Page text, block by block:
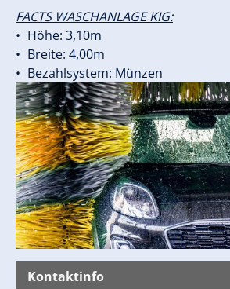
FACTS WASCHANLAGE KIG:
Höhe: 3,10m
Breite: 4,00m
Bezahlsystem: Münzen
Kontaktinfo